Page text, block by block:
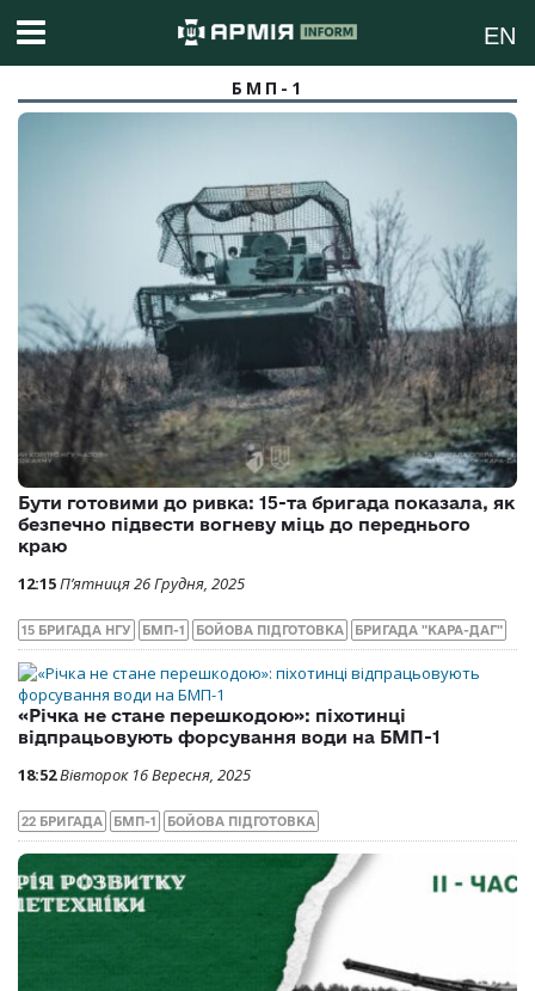
EN
БМП-1
Бути готовими до ривка: 15-та бригада показала, як
безпечно підвести вогневу міць до переднього
краю
12:15П’ятниця 26 Грудня, 2025
15 БРИГАДА НГУ БМП-1 БОЙОВА ПІДГОТОВКА БРИГАДА "КАРА-ДАГ"
«Річка не стане перешкодою»: піхотинці
відпрацьовують форсування води на БМП-1
18:52Вівторок 16 Вересня, 2025
22 БРИГАДА БМП-1 БОЙОВА ПІДГОТОВКА